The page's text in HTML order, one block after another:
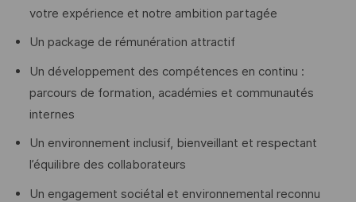
votre expérience et notre ambition partagée
Un package de rémunération attractif
Un développement des compétences en continu :
parcours de formation, académies et communautés
internes
Un environnement inclusif, bienveillant et respectant
l’équilibre des collaborateurs
Un engagement sociétal et environnemental reconnu